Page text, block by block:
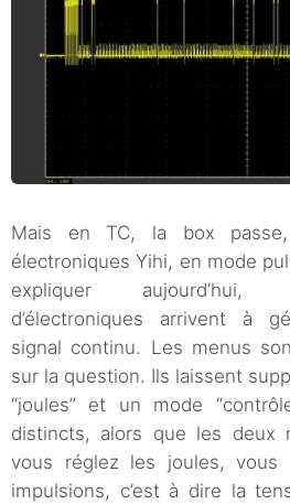
Mais en TC, la box
électroniques Yihi, en mode
expliquer aujourd’hui,
d’électroniques arrivent à
signal continu. Les menus
sur la question. Ils laissent
“joules” et un mode
distincts, alors que les deux
vous réglez les joules, vous
impulsions, c’est à dire la